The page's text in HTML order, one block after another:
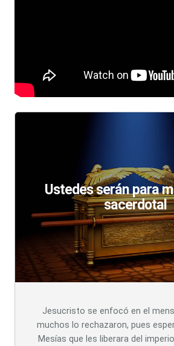
Ustedes serán para
sacerdotal
Jesucristo se enfocó en el
muchos lo rechazaron, pues
Mesías que les liberara del